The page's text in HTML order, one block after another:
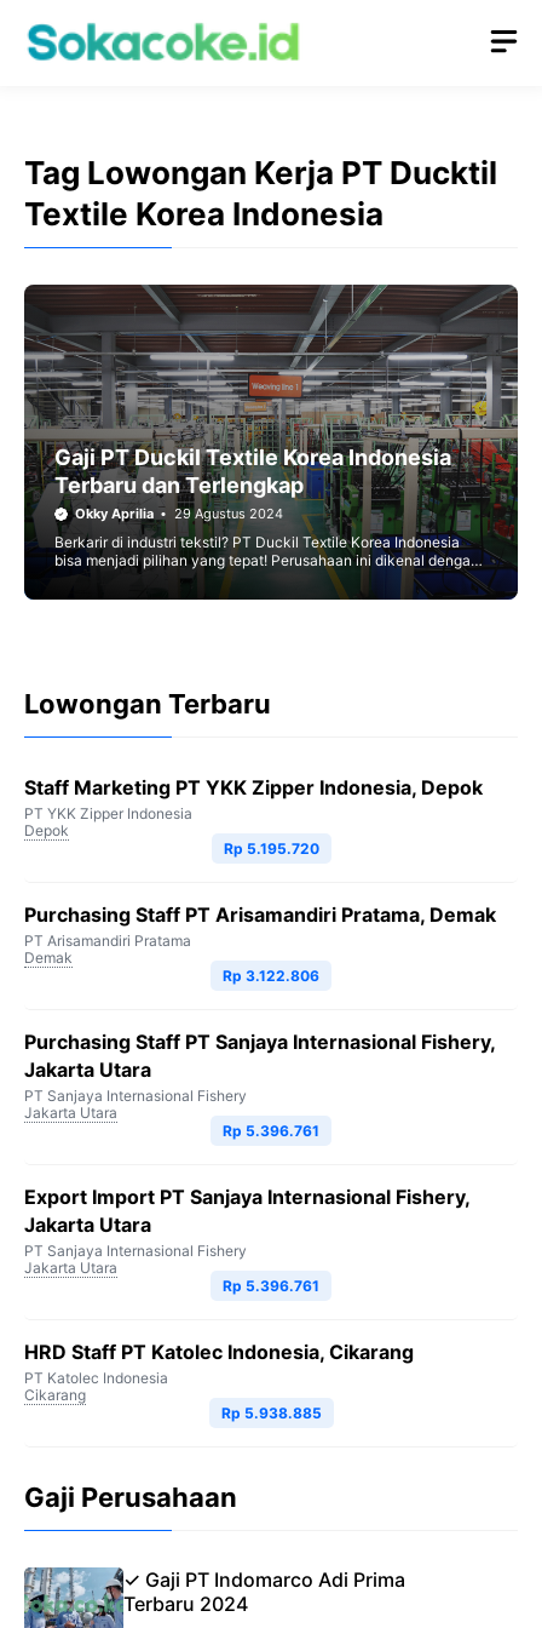
Tag Lowongan Kerja PT Ducktil
Textile Korea Indonesia
Gaji PT Duckil Textile Korea Indonesia
Terbaru dan Terlengkap
Okky Aprilia 29 Agustus 2024
Berkarir di industri tekstil? PT Duckil Textile Korea Indonesia
bisa menjadi pilihan yang tepat! Perusahaan ini dikenal dengan
reputasinya yang baik dan peluang karir yang
Lowongan Terbaru
Staff Marketing PT YKK Zipper Indonesia, Depok
PT YKK Zipper Indonesia
Depok
Rp 5.195.720
Purchasing Staff PT Arisamandiri Pratama, Demak
PT Arisamandiri Pratama
Demak
Rp 3.122.806
Purchasing Staff PT Sanjaya Internasional Fishery,
Jakarta Utara
PT Sanjaya Internasional Fishery
Jakarta Utara
Rp 5.396.761
Export Import PT Sanjaya Internasional Fishery,
Jakarta Utara
PT Sanjaya Internasional Fishery
Jakarta Utara
Rp 5.396.761
HRD Staff PT Katolec Indonesia, Cikarang
PT Katolec Indonesia
Cikarang
Rp 5.938.885
Gaji Perusahaan
✓ Gaji PT Indomarco Adi Prima
Terbaru 2024